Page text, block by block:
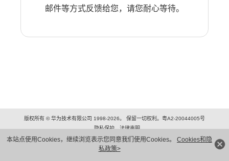
本站点使用Cookies，继续浏览表示您同意我们使用Cookies。 Cookies和隐
私政策>
邮件等方式反馈给您，请您耐心等待。
版权所有 © 华为技术有限公司 1998-2026。 保留一切权利。粤A2-20044005号
隐私保护
法律声明